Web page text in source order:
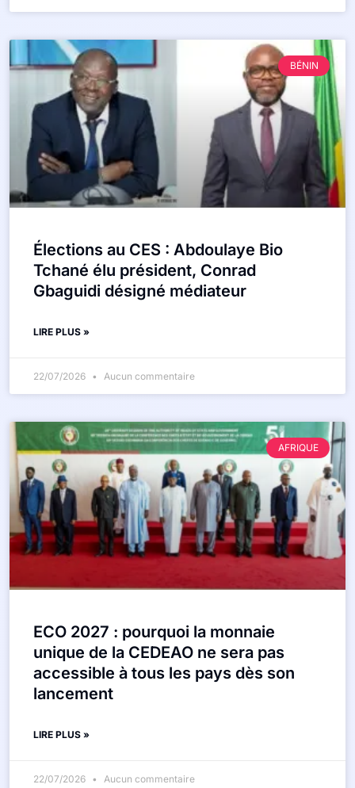
BÉNIN
Élections au CES : Abdoulaye Bio
Tchané élu président, Conrad
Gbaguidi désigné médiateur
LIRE PLUS »
22/07/2026 Aucun commentaire
AFRIQUE
ECO 2027 : pourquoi la monnaie
unique de la CEDEAO ne sera pas
accessible à tous les pays dès son
lancement
LIRE PLUS »
22/07/2026 Aucun commentaire